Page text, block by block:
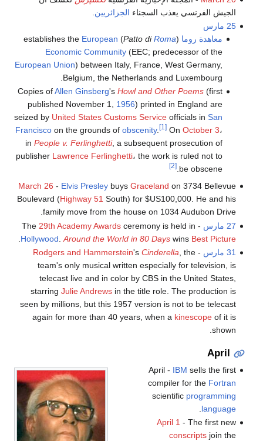
الجيش الفرنسي يعذب السجناء الجزائريين
25 مارس
معاهدة روما (
Patto diRoma
) establishes the
European
Economic Community (EEC; predecessor of the
European Union) between Italy, France, West Germany,
Belgium, the Netherlands and Luxembourg.
Copies ofAllen Ginsberg'sHowl and Other Poems (first
published November 1, 1956) printed in England are
seized by United States Customs Service officials inSan
Francisco on the grounds ofobscenity. [1] OnOctober 3،
inPeople v. Ferlinghetti, a subsequent prosecution of
publisher Lawrence Ferlinghetti، the work is ruled not to
be obscene.
[2]
March 26 - Elvis Presleybuys Graceland on 3734 Bellevue
Boulevard (Highway 51 South) for $US100,000. He and his
family move from the house on 1034 Audubon Drive.
27 مارس
- The
29th Academy Awardsceremony is held in
Hollywood Around the World in 80 Dayswins Best Picture
31 مارس
-
Rodgers and Hammerstein's Cinderella , the
team's only musical written especially for television, is
telecast live and in color by CBS in the United States,
starring Julie Andrewsin the title role. The production is
seen by millions, but this 1957 version is not to be telecast
again for more than 40 years, when a kinescopeof it is
shown.
April
April - IBM sells the first
compiler for the Fortran
scientific programming
language
April 1 - The first new
conscriptsjoin the